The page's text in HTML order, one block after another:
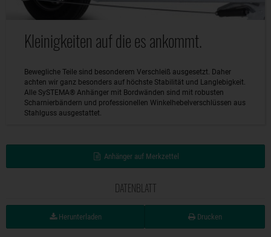
Kleinigkeiten auf die es ankommt.
Bewegliche Teile sind besonderem Verschleiß ausgesetzt. Daher
achten wir ganz besonders auf höchste Stabilität und Langlebigkeit.
Alle SySTEMA® Anhänger mit Bordwänden sind mit robusten
Scharnierbändern und professionellen Winkelhebelverschlüssen aus
Stahlguss ausgestattet.
Anhänger auf Merkzettel
DATENBLATT
Herunterladen Drucken